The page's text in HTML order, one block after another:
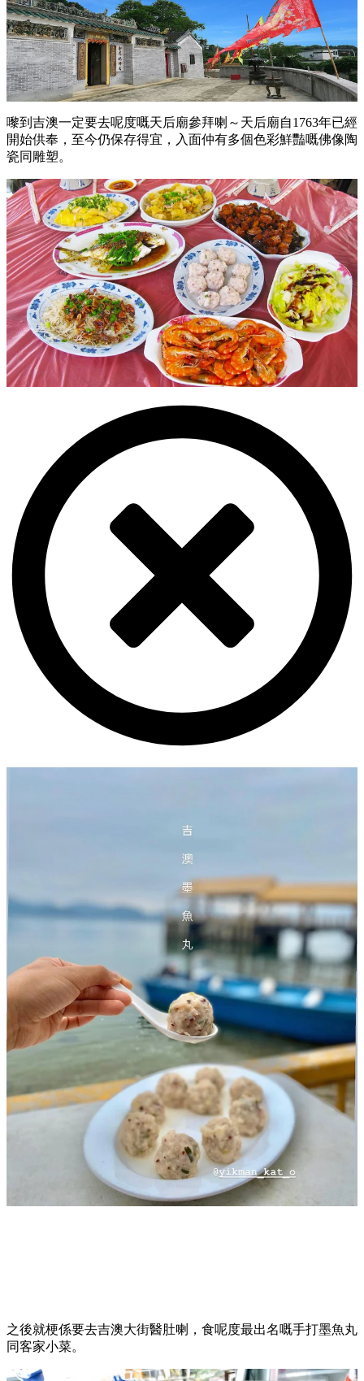
嚟到吉澳一定要去呢度嘅天后廟參拜喇～天后廟自1763年已經
開始供奉，至今仍保存得宜，入面仲有多個色彩鮮豔嘅佛像陶
瓷同雕塑。
之後就梗係要去吉澳大街醫肚喇，食呢度最出名嘅手打墨魚丸
同客家小菜。